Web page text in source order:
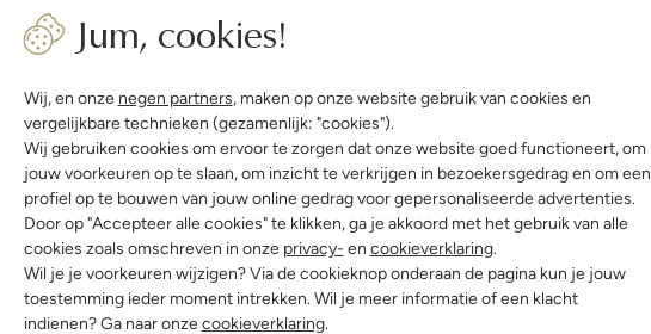
Jum, cookies!
Wij, en onze negen partners, maken op onze website gebruik van cookies en
vergelijkbare technieken (gezamenlijk: "cookies").
Wij gebruiken cookies om ervoor te zorgen dat onze website goed functioneert, om
jouw voorkeuren op te slaan, om inzicht te verkrijgen in bezoekersgedrag en om een
profiel op te bouwen van jouw online gedrag voor gepersonaliseerde advertenties.
Door op "Accepteer alle cookies" te klikken, ga je akkoord met het gebruik van alle
cookies zoals omschreven in onze privacy- en cookieverklaring.
Wil je je voorkeuren wijzigen? Via de cookieknop onderaan de pagina kun je jouw
toestemming ieder moment intrekken. Wil je meer informatie of een klacht
indienen? Ga naar onzecookieverklaring.